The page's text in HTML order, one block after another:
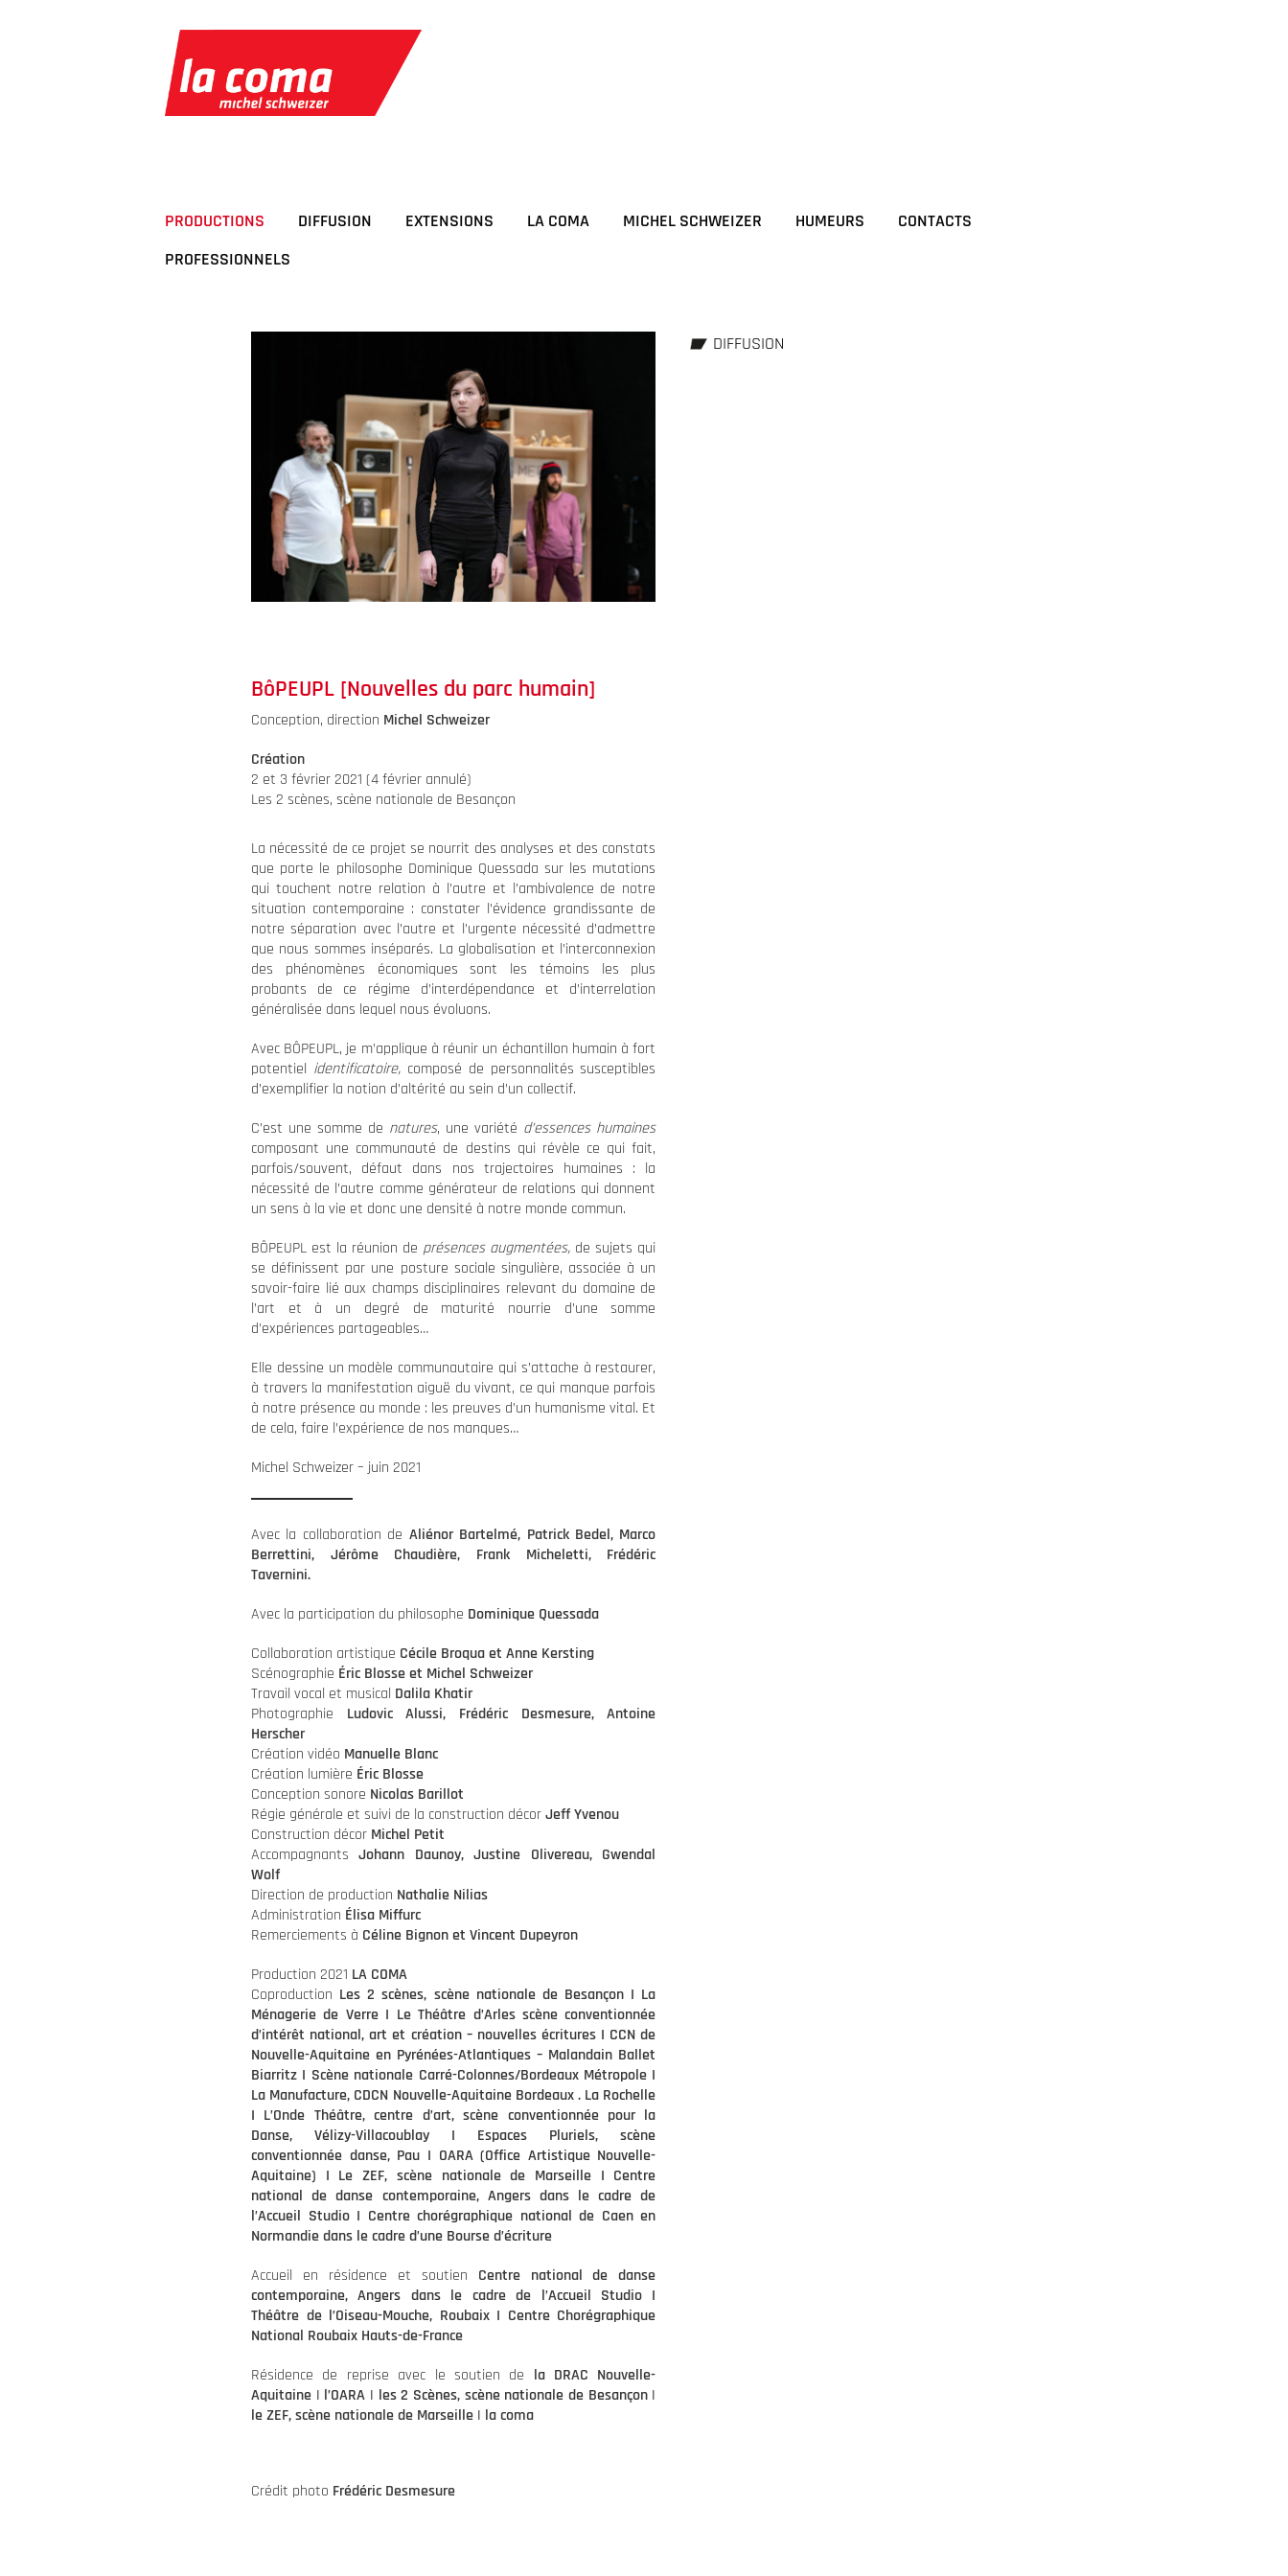
PRODUCTIONS DIFFUSION EXTENSIONS LA COMA MICHEL SCHWEIZER HUMEURS
CONTACTS
PROFESSIONNELS
BôPEUPL [Nouvelles du parc humain]
Conception, direction Michel Schweizer
Création
2 et 3 février 2021 (4 février annulé)
Les 2 scènes, scène nationale de Besançon
La nécessité de ce projet se nourrit des analyses et des constats
que porte le philosophe Dominique Quessada sur les mutations
qui touchent notre relation à l’autre et l’ambivalence de notre
situation contemporaine : constater l’évidence grandissante de
notre séparation avec l’autre et l’urgente nécessité d’admettre
que nous sommes inséparés. La globalisation et l’interconnexion
des phénomènes économiques sont les témoins les plus
probants de ce régime d’interdépendance et d’interrelation
généralisée dans lequel nous évoluons.
Avec BÔPEUPL, je m’applique à réunir un échantillon humain à fort
potentiel identificatoire,composé de personnalités susceptibles
d’exemplifier la notion d’altérité au sein d’un collectif.
C’est une somme de natures, une variété d’essences humaines
composant une communauté de destins qui révèle ce qui fait,
parfois/souvent, défaut dans nos trajectoires humaines : la
nécessité de l’autre comme générateur de relations qui donnent
un sens à la vie et donc une densité à notre monde commun.
BÔPEUPL est la réunion de présences augmentées, de sujets qui
se définissent par une posture sociale singulière, associée à un
savoir-faire lié aux champs disciplinaires relevant du domaine de
l’art et à un degré de maturité nourrie d’une somme
d’expériences partageables…
Elle dessine un modèle communautaire qui s’attache à restaurer,
à travers la manifestation aiguë du vivant, ce qui manque parfois
à notre présence au monde : les preuves d’un humanisme vital. Et
de cela, faire l’expérience de nos manques…
Michel Schweizer – juin 2021
Avec la collaboration de Aliénor Bartelmé, Patrick Bedel, Marco
Berrettini, Jérôme Chaudière, Frank Micheletti, Frédéric
Tavernini.
Avec la participation du philosophe Dominique Quessada
Collaboration artistique Cécile Broqua et Anne Kersting
Scénographie Éric Blosse et Michel Schweizer
Travail vocal et musical Dalila Khatir
Photographie Ludovic Alussi, Frédéric Desmesure, Antoine
Herscher
Création vidéo Manuelle Blanc
Création lumière Éric Blosse
Conception sonore Nicolas Barillot
Régie générale et suivi de la construction décorJeff Yvenou
Construction décor Michel Petit
Accompagnants Johann Daunoy, Justine Olivereau, Gwendal
Wolf
Direction de production Nathalie Nilias
Administration Élisa Miffurc
Remerciements à Céline Bignon et Vincent Dupeyron
Production 2021 LA COMA
Coproduction Les 2 scènes, scène nationale de Besançon I La
Ménagerie de Verre I Le Théâtre d’Arles scène conventionnée
d’intérêt national, art et création – nouvelles écritures I CCN de
Nouvelle-Aquitaine en Pyrénées-Atlantiques – Malandain Ballet
Biarritz I Scène nationale Carré-Colonnes/Bordeaux Métropole I
La Manufacture, CDCN Nouvelle-Aquitaine Bordeaux . La Rochelle
I L’Onde Théâtre, centre d’art, scène conventionnée pour la
Danse, Vélizy-Villacoublay I Espaces Pluriels, scène
conventionnée danse, Pau I OARA (Office Artistique Nouvelle-
Aquitaine) I Le ZEF, scène nationale de Marseille I Centre
national de danse contemporaine, Angers dans le cadre de
l’Accueil Studio I Centre chorégraphique national de Caen en
Normandie dans le cadre d’une Bourse d’écriture
Accueil en résidence et soutien Centre national de danse
contemporaine, Angers dans le cadre de l’Accueil Studio I
Théâtre de l’Oiseau-Mouche, Roubaix I Centre Chorégraphique
National Roubaix Hauts-de-France
Résidence de reprise avec le soutien de la DRAC Nouvelle-
Aquitaine | l’OARA | les 2 Scènes, scène nationale de Besançon |
le ZEF, scène nationale de Marseille | la coma
Crédit photo Frédéric Desmesure
DIFFUSION